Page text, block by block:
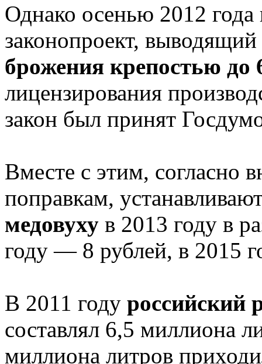
Однако осенью 2012
законопроект, выводящий
брожения крепостью до
лицензирования
закон был принят
Вместе с этим, согласно
поправкам,
медовуху в 2013 году в
году — 8 рублей, в 2015
В 2011 году российский
составлял 6,5 миллиона
миллиона литров